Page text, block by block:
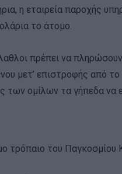
η εταιρεία παροχής
το άτομο.
πρέπει να
μετ’ επιστροφής
ομίλων τα γήπεδα να
τρόπαιο του Παγκοσμίου